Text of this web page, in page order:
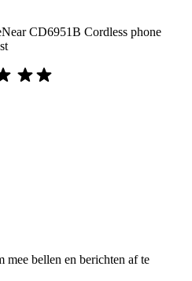
CD6951B Cordless phone
bellen en berichten af te